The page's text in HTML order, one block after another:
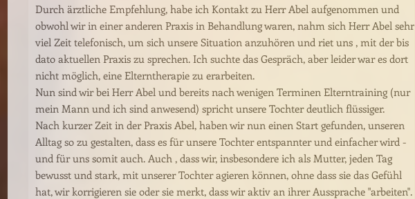
Durch ärztliche Empfehlung, habe ich Kontakt zu Herr Abel aufgenommen und
obwohl wir in einer anderen Praxis in Behandlung waren, nahm sich Herr Abel sehr
viel Zeit telefonisch, um sich unsere Situation anzuhören und riet uns , mit der bis
dato aktuellen Praxis zu sprechen. Ich suchte das Gespräch, aber leider war es dort
nicht möglich, eine Elterntherapie zu erarbeiten.
Nun sind wir bei Herr Abel und bereits nach wenigen Terminen Elterntraining (nur
mein Mann und ich sind anwesend) spricht unsere Tochter deutlich flüssiger.
Nach kurzer Zeit in der Praxis Abel, haben wir nun einen Start gefunden, unseren
Alltag so zu gestalten, dass es für unsere Tochter entspannter und einfacher wird -
und für uns somit auch. Auch , dass wir, insbesondere ich als Mutter, jeden Tag
bewusst und stark, mit unserer Tochter agieren können, ohne dass sie das Gefühl
hat, wir korrigieren sie oder sie merkt, dass wir aktiv an ihrer Aussprache "arbeiten".